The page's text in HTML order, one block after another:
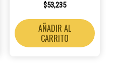
$53,235
AÑADIR AL
CARRITO